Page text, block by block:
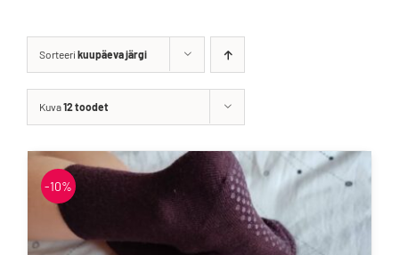
Sorteeri kuupäeva järgi
Kuva12 toodet
-10%